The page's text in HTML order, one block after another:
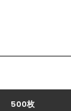
500枚